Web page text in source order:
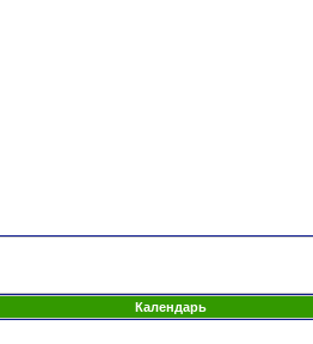
Календарь